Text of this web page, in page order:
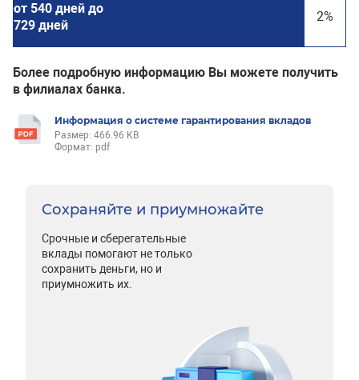
от 540 дней до
729 дней
2%
Более подробную информацию Вы можете получить
в филиалах банка.
Информация о системе гарантирования вкладов
Размер: 466.96 KB
Формат: pdf
Сохраняйте и приумножайте
Срочные и сберегательные
вклады помогают не только
сохранить деньги, но и
приумножить их.